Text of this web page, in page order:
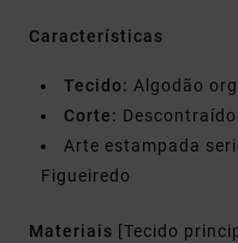
Características
Tecido: Algodão
Corte:
Arte estampada
Figueiredo
Materiais [Tecido